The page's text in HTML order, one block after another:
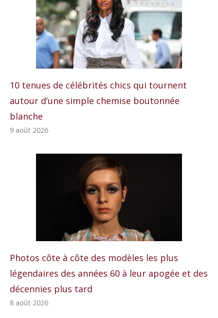
10 tenues de célébrités chics qui tournent
autour d’une simple chemise boutonnée
blanche
9 août 2026
Photos côte à côte des modèles les plus
légendaires des années 60 à leur apogée et des
décennies plus tard
8 août 2026